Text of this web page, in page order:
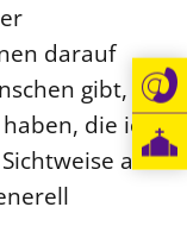
darauf
gibt,
die ich
auf